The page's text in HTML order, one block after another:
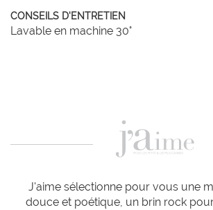
CONSEILS D'ENTRETIEN
Lavable en machine 30°
J'aime sélectionne pour vous une
douce et poétique, un brin rock